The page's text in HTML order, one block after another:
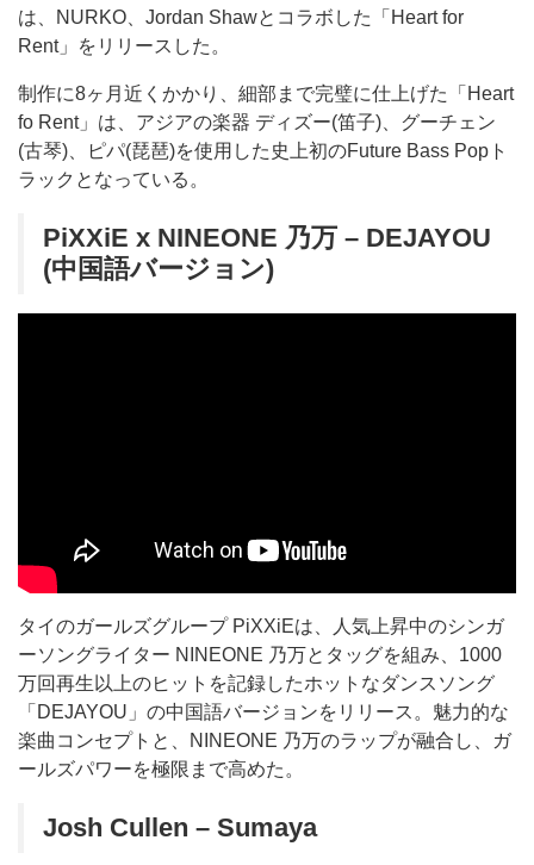
は、NURKO、Jordan Shawとコラボした「Heart for
Rent」をリリースした。
制作に8ヶ月近くかかり、細部まで完璧に仕上げた「Heart
fo Rent」は、アジアの楽器 ディズー(笛子)、グーチェン
(古琴)、ピパ(琵琶)を使用した史上初のFuture Bass Popト
ラックとなっている。
PiXXiE x NINEONE 乃万 – DEJAYOU
(中国語バージョン)
タイのガールズグループ PiXXiEは、人気上昇中のシンガ
ーソングライター NINEONE 乃万とタッグを組み、1000
万回再生以上のヒットを記録したホットなダンスソング
「DEJAYOU」の中国語バージョンをリリース。魅力的な
楽曲コンセプトと、NINEONE 乃万のラップが融合し、ガ
ールズパワーを極限まで高めた。
Josh Cullen – Sumaya